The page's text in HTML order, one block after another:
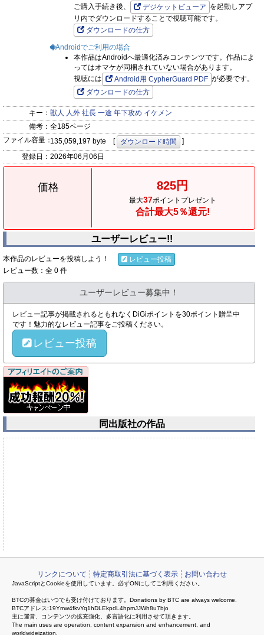
ご購入手続き後、
デジケットビューア を起動しアプ
リ内でダウンロードすることで視聴可能です。
ダウンロードの仕方
Androidでご利用の場合
本作品はAndroidへ最適化済みコンテンツです。作品によ
ってはオマケが同梱されていない場合があります。
視聴には
Android用 CypherGuard PDF が必要です。
ダウンロードの仕方
キー： 獣人 人外 社長 一途 年下攻め イケメン
備考： 全185ページ
ファイル容量：135,059,197 byte [ ダウンロード時間
]
登録日： 2026年06月06日
価格 825円
最大37ポイントプレゼント
合計最大5％還元!
ユーザーレビュー!!
本作品のレビューを投稿しよう！
レビュー投稿
レビュー数：全 0 件
ユーザーレビュー募集中！
レビュー記事が掲載されるともれなくDiGiポイントを30ポイント贈呈中
です！魅力的なレビュー記事をご投稿ください。
レビュー投稿
同出版社の作品
リンクについて 特定商取引法に基づく表示 お問い合わせ
JavaScriptとCookieを使用しています。必ずONにしてご利用ください。
BTCの募金はいつでも受け付けております。Donations by BTC are always welcome.
BTCアドレス:19Ymw4fkvYq1hDLEkpdL4hpmJJWh8u7bjo
主に運営、コンテンツの拡充強化、多言語化に利用させて頂きます。
The main uses are operation, content expansion and enhancement, and
worldwideization.